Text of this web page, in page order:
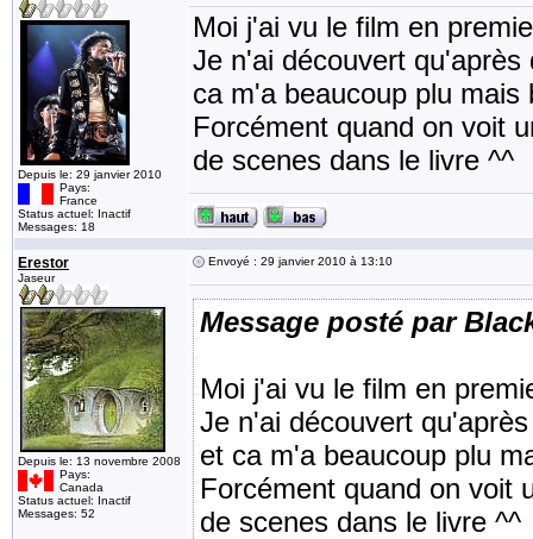
Depuis le: 29 janvier 2010
Pays:
France
Status actuel: Inactif
Messages: 18
Moi j'ai vu le film en
Je n'ai découvert
ca m'a beaucoup plu
Forcément quand on voit
de scenes dans le livre ^^
Erestor
Jaseur
Depuis le: 13 novembre 2008
Pays:
Canada
Status actuel: Inactif
Messages: 52
Envoyé : 29 janvier 2010 à 13:10
Message posté par
Moi j'ai vu le film en
Je n'ai découvert
et ca m'a beaucoup plu
Forcément quand on voit
de scenes dans le livre ^^